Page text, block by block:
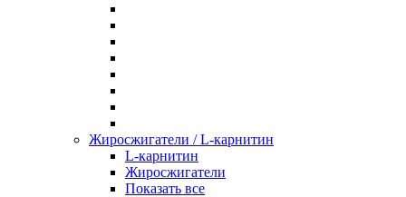
Жиросжигатели / L-карнитин
L-карнитин
Жиросжигатели
Показать все